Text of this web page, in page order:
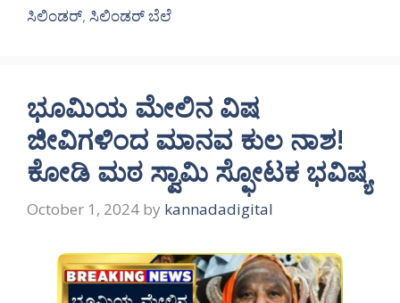
ಸಿಲಿಂಡರ್‌, ಸಿಲಿಂಡರ್‌ ಬೆಲೆ
ಭೂಮಿಯ ಮೇಲಿನ ವಿಷ
ಜೀವಿಗಳಿಂದ ಮಾನವ ಕುಲ ನಾಶ!
ಕೋಡಿ ಮಠ ಸ್ವಾಮಿ ಸ್ಫೋಟಕ ಭವಿಷ್ಯ
October 1, 2024 by kannadadigital